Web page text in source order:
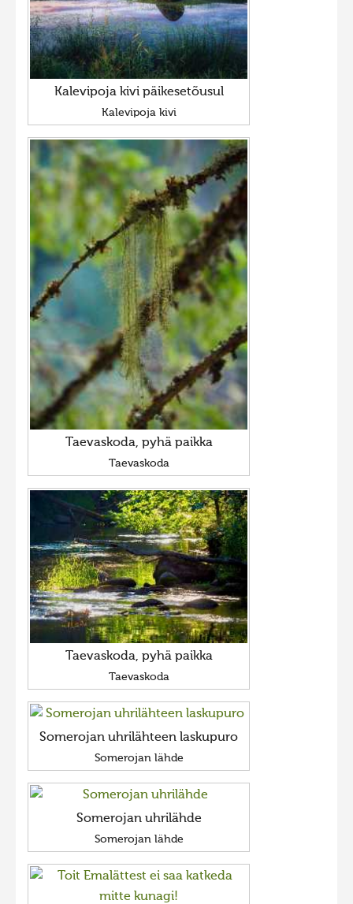
Kalevipoja kivi päikesetõusul
Kalevipoja kivi
Taevaskoda, pyhä paikka
Taevaskoda
Taevaskoda, pyhä paikka
Taevaskoda
Somerojan uhrilähteen laskupuro
Somerojan lähde
Somerojan uhrilähde
Somerojan lähde